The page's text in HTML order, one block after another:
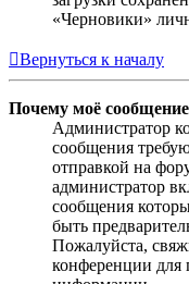
«Черновики»
Вернуться к началу
Почему моё сообщение
Администратор
сообщения
отправкой на
администратор
сообщения
быть
Пожалуйста,
конференции для